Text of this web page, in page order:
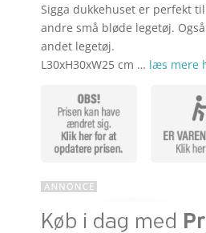
Sigga dukkehuset er perfekt
andre små bløde legetøj.
andet legetøj.
L30xH30xW25 cm … læs mere